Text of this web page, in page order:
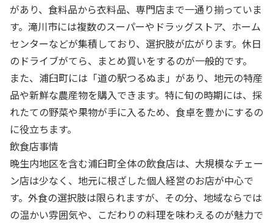
があり、食料品から衣料品、専門店まで一通り揃っていま
す。滝川市には複数のスーパーやドラッグストア、ホーム
センターなどが集積しており、選択肢が広がります。休日
のドライブがてら、まとめ買いをするのが一般的です。
また、浦臼町には「道の駅つるぬま」があり、地元の特産
品や新鮮な農産物を購入できます。特に旬の時期には、採
れたての野菜や果物が手に入るため、食卓を豊かにするの
に役立ちます。
飲食店事情
晩生内地区を含む浦臼町全体の飲食店は、大規模なチェー
ン店は少なく、地元に根ざした個人経営のお店が中心で
す。外食の選択肢は限られますが、その分、地域ならでは
の温かい雰囲気や、こだわりの料理を味わえるのが魅力で